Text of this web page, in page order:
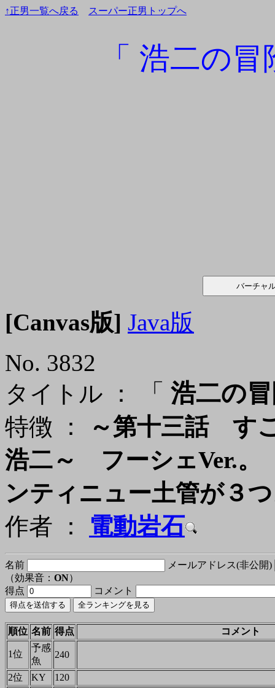
↑正男一覧へ戻る スーパー正男トップへ
「 浩二の
[Canvas版] Java版
No. 3832
タイトル ：
「 浩二の
特徴 ：
～第十三話 す
浩二～ フーシェVer.。
ンティニュー土管が３
作者 ： 電動岩石
名前
メールアドレス(非公開)
（効果音： ON）
得点
コメント
順位 名前 得点 コメント
1位
予感
魚
240
2位 KY 120